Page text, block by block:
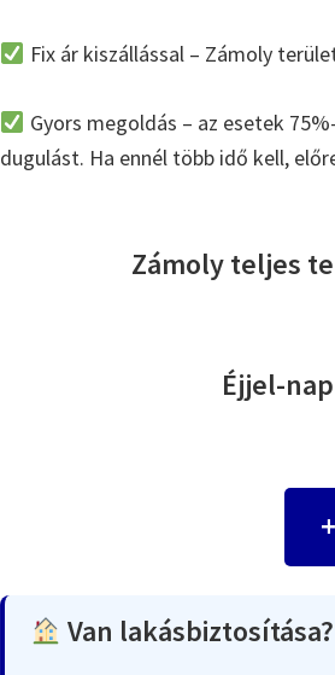
Fix ár kiszállással – Zámoly
Gyors megoldás – az esetek
dugulást. Ha ennél több idő kell,
Zámoly teljes
Éjjel-
Van lakásbiztosítása?